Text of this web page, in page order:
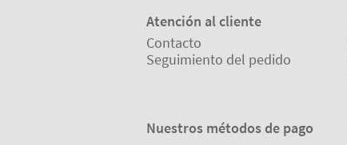
Atención al cliente
Contacto
Seguimiento del pedido
Nuestros métodos de pago